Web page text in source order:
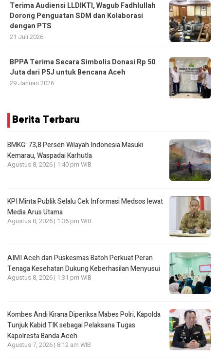
Terima Audiensi LLDIKTI, Wagub Fadhlullah
Dorong Penguatan SDM dan Kolaborasi
dengan PTS
21 Juli 2026
BPPA Terima Secara Simbolis Donasi Rp 50
Juta dari P5J untuk Bencana Aceh
29 Januari 2026
Berita Terbaru
BMKG: 73,8 Persen Wilayah Indonesia Masuki
Kemarau, Waspadai Karhutla
Agustus 8, 2026 | 1:40 pm WIB
KPI Minta Publik Selalu Cek Informasi Medsos lewat
Media Arus Utama
Agustus 8, 2026 | 1:36 pm WIB
AIMI Aceh dan Puskesmas Batoh Perkuat Peran
Tenaga Kesehatan Dukung Keberhasilan Menyusui
Agustus 8, 2026 | 1:31 pm WIB
Kombes Andi Kirana Diperiksa Mabes Polri, Kapolda
Tunjuk Kabid TIK sebagai Pelaksana Tugas
Kapolresta Banda Aceh
Agustus 7, 2026 | 8:12 am WIB